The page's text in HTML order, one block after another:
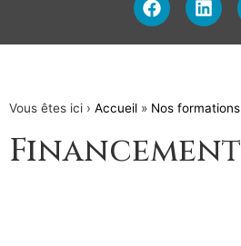
Vous êtes ici › Accueil » Nos formations
Financement